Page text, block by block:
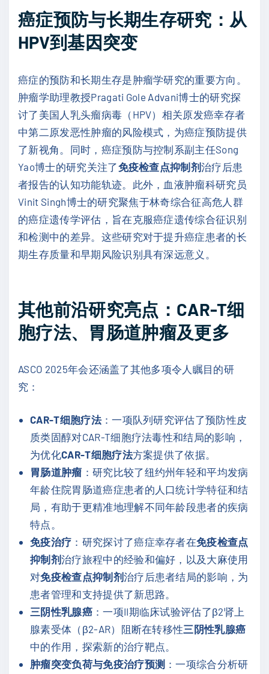
癌症预防与长期生存研究：从
HPV到基因突变
癌症的预防和长期生存是肿瘤学研究的重要方向。
肿瘤学助理教授Pragati Gole Advani博士的研究探
讨了美国人乳头瘤病毒（HPV）相关原发癌幸存者
中第二原发恶性肿瘤的风险模式，为癌症预防提供
了新视角。同时，癌症预防与控制系副主任Song
Yao博士的研究关注了免疫检查点抑制剂治疗后患
者报告的认知功能轨迹。此外，血液肿瘤科研究员
Vinit Singh博士的研究聚焦于林奇综合征高危人群
的癌症遗传学评估，旨在克服癌症遗传综合征识别
和检测中的差异。这些研究对于提升癌症患者的长
期生存质量和早期风险识别具有深远意义。
其他前沿研究亮点：CAR-T细
胞疗法、胃肠道肿瘤及更多
ASCO 2025年会还涵盖了其他多项令人瞩目的研
究：
CAR-T细胞疗法：一项队列研究评估了预防性皮
质类固醇对CAR-T细胞疗法毒性和结局的影响，
为优化CAR-T细胞疗法方案提供了依据。
胃肠道肿瘤 ：研究比较了纽约州年轻和平均发病
年龄住院胃肠道癌症患者的人口统计学特征和结
局，有助于更精准地理解不同年龄段患者的疾病
特点。
免疫治疗 ：研究探讨了癌症幸存者在免疫检查点
抑制剂治疗旅程中的经验和偏好，以及大麻使用
对免疫检查点抑制剂治疗后患者结局的影响，为
患者管理和支持提供了新思路。
三阴性乳腺癌：一项II期临床试验评估了β2肾上
腺素受体（β2-AR）阻断在转移性三阴性乳腺癌
中的作用，探索新的治疗靶点。
肿瘤突变负荷与免疫治疗预测 ：一项综合分析研